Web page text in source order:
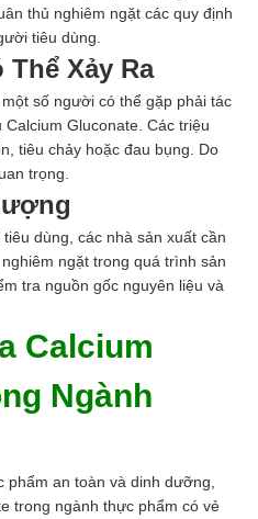
thủ nghiêm ngặt các quy định
tiêu dùng.
Thể Xảy Ra
số người có thể gặp phải tác
Gluconate. Các triệu
tiêu chảy hoặc đau bụng. Do
trọng.
dùng, các nhà sản xuất cần
ngặt trong quá trình sản
tra nguồn gốc nguyên liệu và
Calcium
Ngành
phẩm an toàn và dinh dưỡng,
trong ngành thực phẩm có vẻ